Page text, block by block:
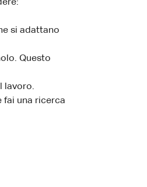
si adattano
Questo
lavoro.
fai una ricerca